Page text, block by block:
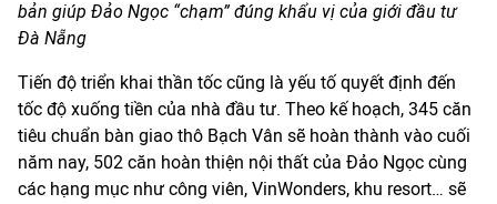
bản giúp Đảo Ngọc “chạm” đúng khẩu vị của giới đầu tư
Đà Nẵng
Tiến độ triển khai thần tốc cũng là yếu tố quyết định đến
tốc độ xuống tiền của nhà đầu tư. Theo kế hoạch, 345 căn
tiêu chuẩn bàn giao thô Bạch Vân sẽ hoàn thành vào cuối
năm nay, 502 căn hoàn thiện nội thất của Đảo Ngọc cùng
các hạng mục như công viên, VinWonders, khu resort… sẽ